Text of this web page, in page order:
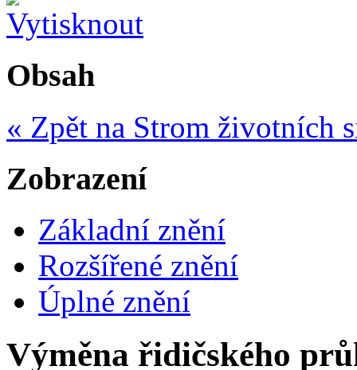
Obsah
« Zpět na Strom životních
Zobrazení
Základní znění
Rozšířené znění
Úplné znění
Výměna řidičského